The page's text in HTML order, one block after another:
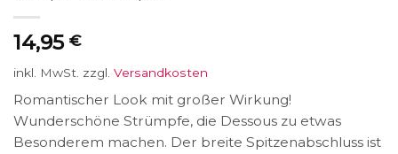
14,95 €
inkl. MwSt. zzgl. Versandkosten
Romantischer Look mit großer Wirkung!
Wunderschöne Strümpfe, die Dessous zu etwas
Besonderem machen. Der breite Spitzenabschluss ist